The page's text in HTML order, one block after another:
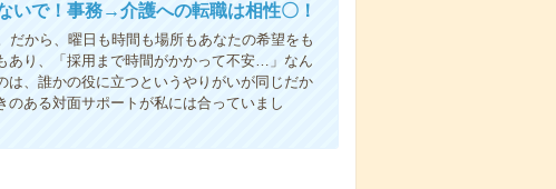
いで！事務→介護への転職は相性〇！
から、曜日も時間も場所もあなたの希望をも
あり、「採用まで時間がかかって不安…」なん
、誰かの役に立つというやりがいが同じだか
ある対面サポートが私には合っていまし